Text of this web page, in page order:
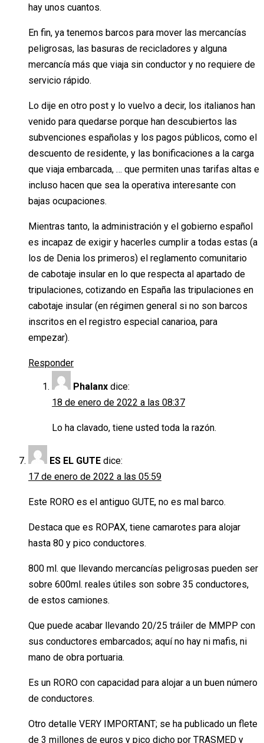
hay unos cuantos.
En fin, ya tenemos barcos para mover las mercancías
peligrosas, las basuras de recicladores y alguna
mercancía más que viaja sin conductor y no requiere de
servicio rápido.
Lo dije en otro post y lo vuelvo a decir, los italianos han
venido para quedarse porque han descubiertos las
subvenciones españolas y los pagos públicos, como el
descuento de residente, y las bonificaciones a la carga
que viaja embarcada, … que permiten unas tarifas altas e
incluso hacen que sea la operativa interesante con
bajas ocupaciones.
Mientras tanto, la administración y el gobierno español
es incapaz de exigir y hacerles cumplir a todas estas (a
los de Denia los primeros) el reglamento comunitario
de cabotaje insular en lo que respecta al apartado de
tripulaciones, cotizando en España las tripulaciones en
cabotaje insular (en régimen general si no son barcos
inscritos en el registro especial canarioa, para
empezar).
Responder
Phalanx dice:
18 de enero de 2022 a las 08:37
Lo ha clavado, tiene usted toda la razón.
ES EL GUTE dice:
17 de enero de 2022 a las 05:59
Este RORO es el antiguo GUTE, no es mal barco.
Destaca que es ROPAX, tiene camarotes para alojar
hasta 80 y pico conductores.
800 ml. que llevando mercancías peligrosas pueden ser
sobre 600ml. reales útiles son sobre 35 conductores,
de estos camiones.
Que puede acabar llevando 20/25 tráiler de MMPP con
sus conductores embarcados; aquí no hay ni mafis, ni
mano de obra portuaria.
Es un RORO con capacidad para alojar a un buen número
de conductores.
Otro detalle VERY IMPORTANT; se ha publicado un flete
de 3 millones de euros y pico dicho por TRASMED y